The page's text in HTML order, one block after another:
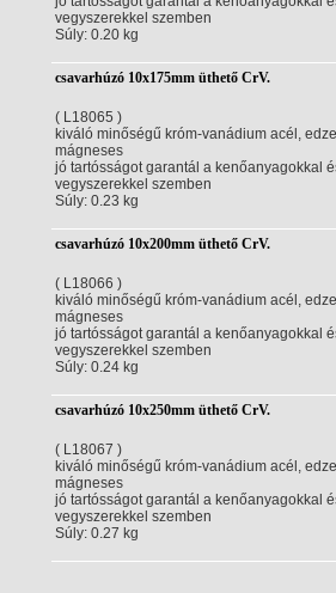
vegyszerekkel szemben
Súly: 0.20 kg
csavarhúzó 10x175mm üthető CrV.
( L18065 )
kiváló minőségű króm-vanádium acél,
mágneses
jó tartósságot garantál a kenőanyagokkal
vegyszerekkel szemben
Súly: 0.23 kg
csavarhúzó 10x200mm üthető CrV.
( L18066 )
kiváló minőségű króm-vanádium acél,
mágneses
jó tartósságot garantál a kenőanyagokkal
vegyszerekkel szemben
Súly: 0.24 kg
csavarhúzó 10x250mm üthető CrV.
( L18067 )
kiváló minőségű króm-vanádium acél,
mágneses
jó tartósságot garantál a kenőanyagokkal
vegyszerekkel szemben
Súly: 0.27 kg